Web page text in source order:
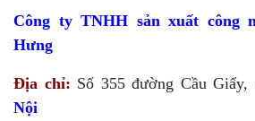
Công ty TNHH sản xuất công
Hưng
Địa chỉ: Số 355 đường Cầu Giấy,
Nội